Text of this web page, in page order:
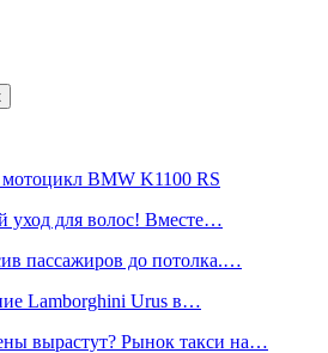
BMW K1100 RS
уход для волос! Вместе…
пассажиров до потолка.…
Lamborghini Urus в…
вырастут? Рынок такси на…